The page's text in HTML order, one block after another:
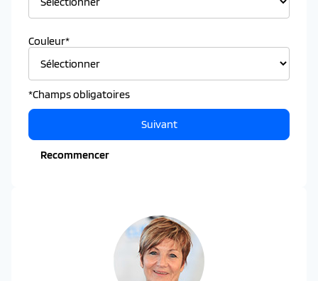
Couleur*
*Champs obligatoires
Recommencer
Suivant